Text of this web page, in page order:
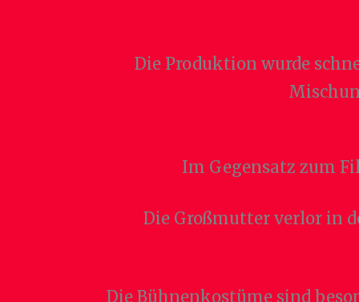
Die Produktion wurde
Im Gegensatz zum
Die Großmutter verlor in
Die Bühnenkostüme sind